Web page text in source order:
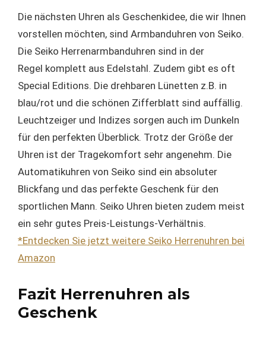
Die nächsten Uhren als Geschenkidee, die wir Ihnen
vorstellen möchten, sind Armbanduhren von Seiko.
Die Seiko Herrenarmbanduhren sind in der
Regel komplett aus Edelstahl. Zudem gibt es oft
Special Editions. Die drehbaren Lünetten z.B. in
blau/rot und die schönen Zifferblatt sind auffällig.
Leuchtzeiger und Indizes sorgen auch im Dunkeln
für den perfekten Überblick. Trotz der Größe der
Uhren ist der Tragekomfort sehr angenehm. Die
Automatikuhren von Seiko sind ein absoluter
Blickfang und das perfekte Geschenk für den
sportlichen Mann. Seiko Uhren bieten zudem meist
ein sehr gutes Preis-Leistungs-Verhältnis.
*Entdecken Sie jetzt weitere Seiko Herrenuhren bei
Amazon
Fazit Herrenuhren als
Geschenk